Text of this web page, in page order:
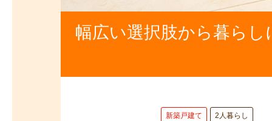
幅広い選択肢から暮ら
新築戸建て 2人暮らし